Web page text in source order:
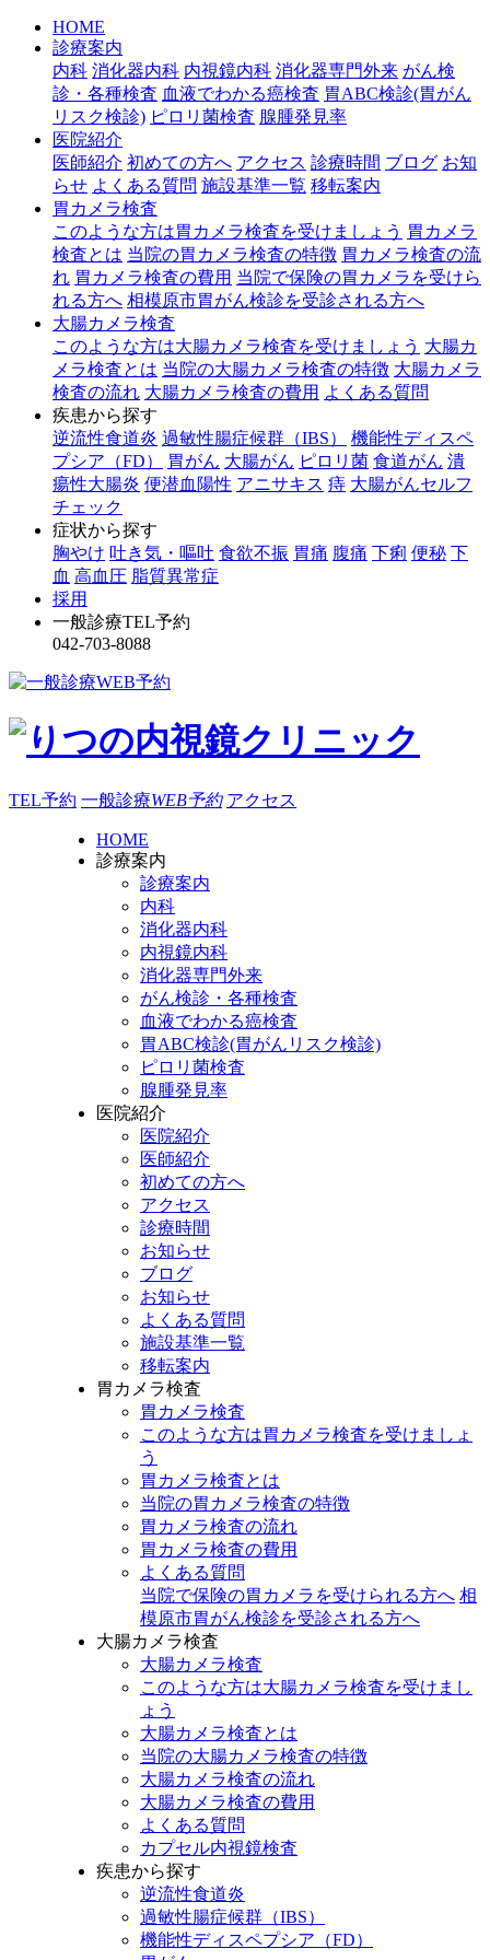
HOME
診療案内
内科 消化器内科 内視鏡内科 消化器専門外来 がん検
診・各種検査 血液でわかる癌検査 胃ABC検診(胃がん
リスク検診) ピロリ菌検査 腺腫発見率
医院紹介
医師紹介 初めての方へ アクセス 診療時間 ブログ お知
らせ よくある質問 施設基準一覧 移転案内
胃カメラ検査
このような方は胃カメラ検査を受けましょう 胃カメラ
検査とは 当院の胃カメラ検査の特徴 胃カメラ検査の流
れ 胃カメラ検査の費用 当院で保険の胃カメラを受けら
れる方へ 相模原市胃がん検診を受診される方へ
大腸カメラ検査
このような方は大腸カメラ検査を受けましょう 大腸カ
メラ検査とは 当院の大腸カメラ検査の特徴 大腸カメラ
検査の流れ 大腸カメラ検査の費用 よくある質問
疾患から探す
逆流性食道炎 過敏性腸症候群（IBS）
機能性ディスペ
プシア（FD）
胃がん 大腸がん ピロリ菌 食道がん 潰
瘍性大腸炎 便潜血陽性 アニサキス 痔 大腸がんセルフ
チェック
症状から探す
胸やけ 吐き気・嘔吐 食欲不振 胃痛 腹痛 下痢 便秘 下
血 高血圧 脂質異常症
採用
一般診療TEL予約
042-703-8088
TEL予約 一般診療WEB予約 アクセス
HOME
診療案内
診療案内
内科
消化器内科
内視鏡内科
消化器専門外来
がん検診・各種検査
血液でわかる癌検査
胃ABC検診(胃がんリスク検診)
ピロリ菌検査
腺腫発見率
医院紹介
医院紹介
医師紹介
初めての方へ
アクセス
診療時間
お知らせ
ブログ
お知らせ
よくある質問
施設基準一覧
移転案内
胃カメラ検査
胃カメラ検査
このような方は胃カメラ検査を受けましょ
う
胃カメラ検査とは
当院の胃カメラ検査の特徴
胃カメラ検査の流れ
胃カメラ検査の費用
よくある質問
当院で保険の胃カメラを受けられる方へ 相
模原市胃がん検診を受診される方へ
大腸カメラ検査
大腸カメラ検査
このような方は大腸カメラ検査を受けまし
ょう
大腸カメラ検査とは
当院の大腸カメラ検査の特徴
大腸カメラ検査の流れ
大腸カメラ検査の費用
よくある質問
カプセル内視鏡検査
疾患から探す
逆流性食道炎
過敏性腸症候群（IBS）
機能性ディスペプシア（FD）